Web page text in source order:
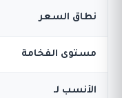
نطاق السعر
مستوى الفخامة
الأنسب لـ